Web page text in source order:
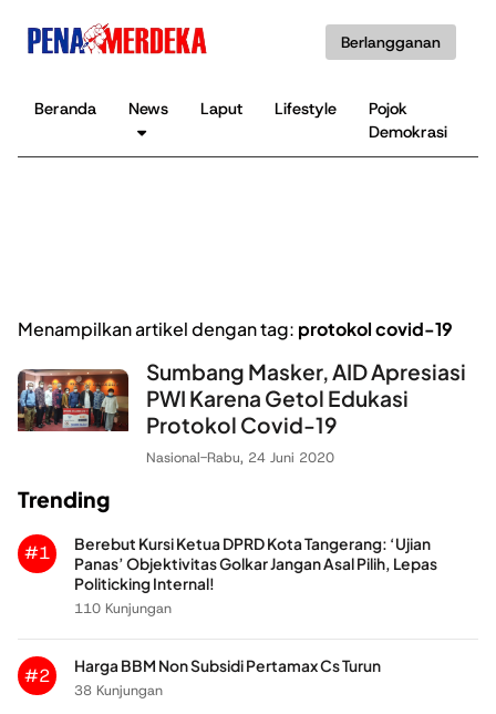
Berlangganan
Beranda News Laput Lifestyle
Pojok
Demokrasi
Menampilkan artikel dengan tag: protokol covid-19
Sumbang Masker, AID Apresiasi
PWI Karena Getol Edukasi
Protokol Covid-19
Nasional-Rabu, 24 Juni 2020
Trending
#1
Berebut Kursi Ketua DPRD Kota Tangerang: ‘Ujian
Panas’ Objektivitas Golkar Jangan Asal Pilih, Lepas
Politicking Internal!
110 Kunjungan
#2
Harga BBM Non Subsidi Pertamax Cs Turun
38 Kunjungan